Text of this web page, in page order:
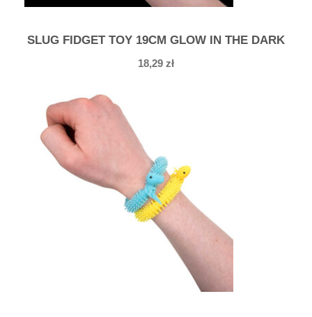
SLUG FIDGET TOY 19CM GLOW IN THE DARK
18,29 zł